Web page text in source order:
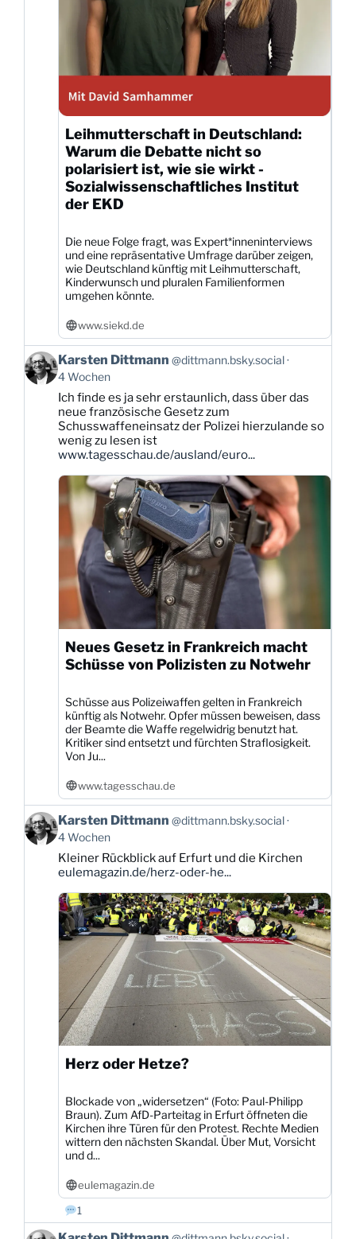
Leihmutterschaft in Deutschland:
Warum die Debatte nicht so
polarisiert ist, wie sie wirkt -
Sozialwissenschaftliches Institut
der EKD
Die neue Folge fragt, was Expert*inneninterviews
und eine repräsentative Umfrage darüber zeigen,
wie Deutschland künftig mit Leihmutterschaft,
Kinderwunsch und pluralen Familienformen
umgehen könnte.
www.siekd.de
Beitrag
von
Karsten
Dittmann
Bluesky
ansehen
Karsten Dittmann @dittmann.bsky.social
4 Wochen
Ich finde es ja sehr erstaunlich, dass über das
neue französische Gesetz zum
Schusswaffeneinsatz der Polizei hierzulande so
wenig zu lesen ist
www.tagesschau.de/ausland/euro...
Neues Gesetz in Frankreich macht
Schüsse von Polizisten zu Notwehr
Schüsse aus Polizeiwaffen gelten in Frankreich
künftig als Notwehr. Opfer müssen beweisen, dass
der Beamte die Waffe regelwidrig benutzt hat.
Kritiker sind entsetzt und fürchten Straflosigkeit.
Von Ju...
www.tagesschau.de
Beitrag
von
Karsten
Dittmann
Bluesky
ansehen
Karsten Dittmann @dittmann.bsky.social
4 Wochen
Kleiner Rückblick auf Erfurt und die Kirchen
eulemagazin.de/herz-oder-he...
Herz oder Hetze?
Blockade von „widersetzen“ (Foto: Paul-Philipp
Braun). Zum AfD-Parteitag in Erfurt öffneten die
Kirchen ihre Türen für den Protest. Rechte Medien
wittern den nächsten Skandal. Über Mut, Vorsicht
und d...
eulemagazin.de
1
Beitrag